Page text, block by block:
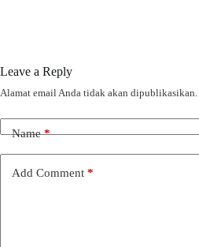
Leave a Reply
Alamat email Anda tidak akan dipublikasikan.
Name*
Add Comment *